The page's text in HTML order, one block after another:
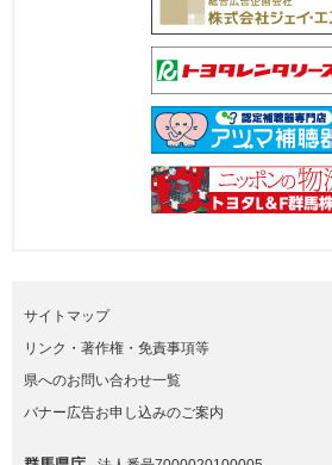
サイトマップ
リンク・著作権・免責事項等
県へのお問い合わせ一覧
バナー広告お申し込みのご案内